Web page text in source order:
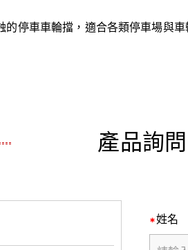
的停車車輪擋，適合各類停車場與
產品詢問
姓名